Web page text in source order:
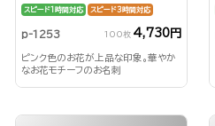
スピード1時間対応 スピード3時間対応
p-1253 100枚 4,730円
ピンク色のお花が上品な印象。華やか
なお花モチーフのお名刺